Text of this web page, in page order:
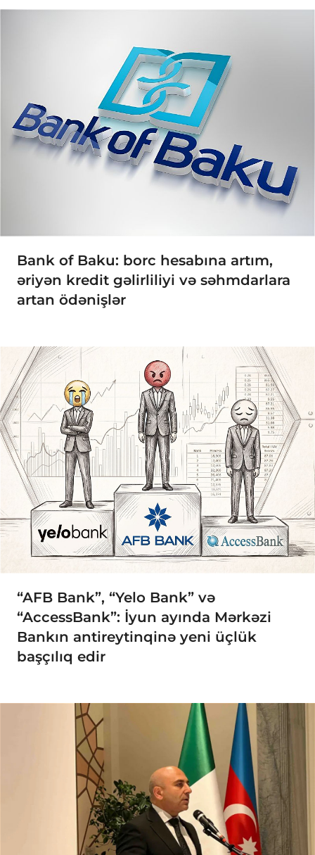
Bank of Baku: borc hesabına artım,
əriyən kredit gəlirliliyi və səhmdarlara
artan ödənişlər
“AFB Bank”, “Yelo Bank” və
“AccessBank”: İyun ayında Mərkəzi
Bankın antireytinqinə yeni üçlük
başçılıq edir